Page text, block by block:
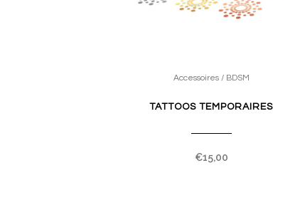
Accessoires / BDSM
TATTOOS TEMPORAIRES
€15,00